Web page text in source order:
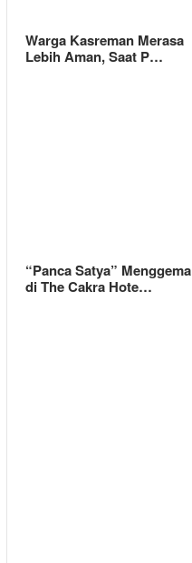
Warga Kasreman Merasa
Lebih Aman, Saat P…
“Panca Satya” Menggema
di The Cakra Hote…